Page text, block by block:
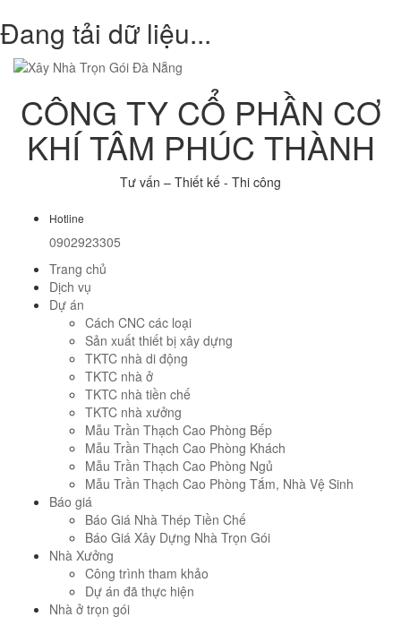
Đang tải dữ liệu...
CÔNG TY CỔ PHẦN CƠ
KHÍ TÂM PHÚC THÀNH
Tư vấn – Thiết kế - Thi công
Hotline
0902923305
Trang chủ
Dịch vụ
Dự án
Cách CNC các loại
Sản xuất thiết bị xây dựng
TKTC nhà di động
TKTC nhà ở
TKTC nhà tiền chế
TKTC nhà xưởng
Mẫu Trần Thạch Cao Phòng Bếp
Mẫu Trần Thạch Cao Phòng Khách
Mẫu Trần Thạch Cao Phòng Ngủ
Mẫu Trần Thạch Cao Phòng Tắm, Nhà Vệ Sinh
Báo giá
Báo Giá Nhà Thép Tiền Chế
Báo Giá Xây Dựng Nhà Trọn Gói
Nhà Xưởng
Công trình tham khảo
Dự án đã thực hiện
Nhà ở trọn gói